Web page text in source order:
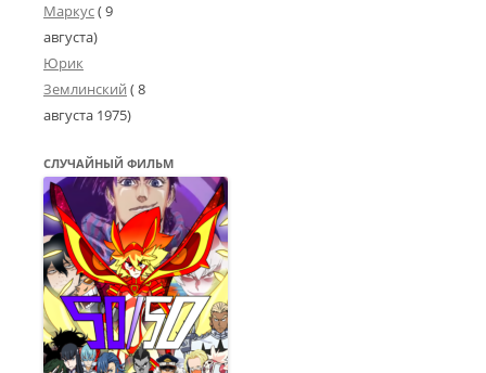
Маркус( 9
августа)
Юрик
Землинский (8
августа 1975)
СЛУЧАЙНЫЙ ФИЛЬМ